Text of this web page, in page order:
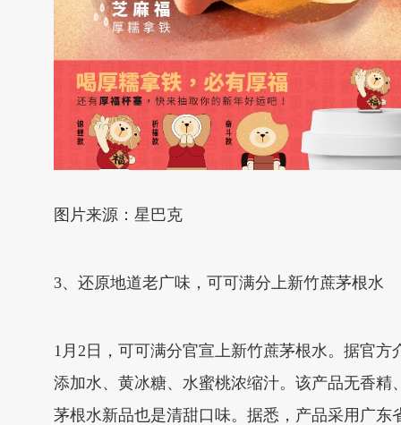
图片来源：星巴克
3、还原地道老广味，可可满分上新竹蔗茅根水
1月2日，可可满分官宣上新竹蔗茅根水。据官
添加水、黄冰糖、水蜜桃浓缩汁。该产品无香
茅根水新品也是清甜口味。据悉，产品采用广